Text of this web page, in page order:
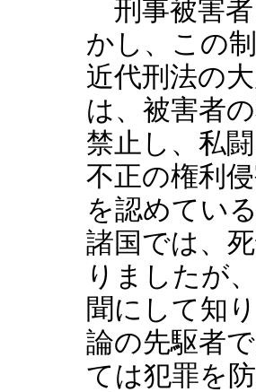
刑事被害者
かし、この
近代刑法の
は、被害者
禁止し、私
不正の権利
を認めてい
諸国では、
りましたが
聞にして知
論の先駆者
ては犯罪を